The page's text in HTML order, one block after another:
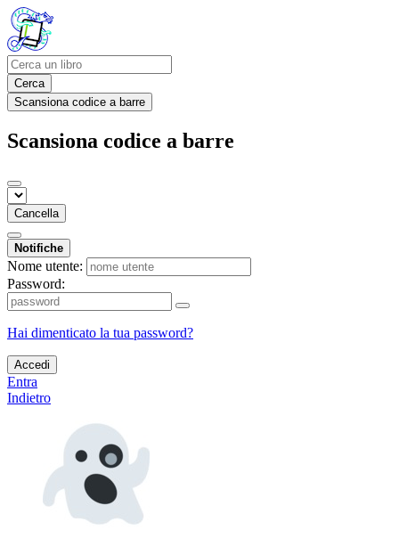
Cerca
Scansiona codice a barre
Scansiona codice a barre
Cancella
Notifiche
Nome utente:
Password:
Hai dimenticato la tua password?
Accedi
Entra
Indietro